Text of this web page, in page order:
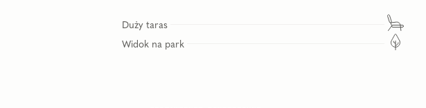
Duży taras
Widok na park